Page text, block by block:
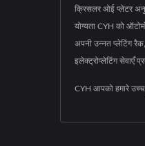
क्रिसलर ओई प्लेटर
योग्यता CYH को
अपनी उन्नत प्लेटिंग रैक,
इलेक्ट्रोप्लेटिंग सेवाएँ
CYH आपको हमारे उच्च